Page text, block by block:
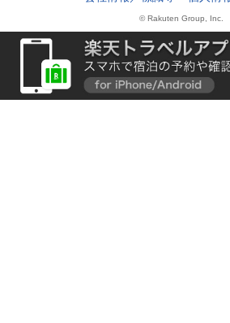
© Rakuten Group, Inc.